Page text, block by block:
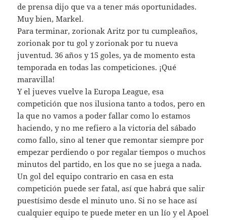
de prensa dijo que va a tener más oportunidades.
Muy bien, Markel.
Para terminar, zorionak Aritz por tu cumpleaños,
zorionak por tu gol y zorionak por tu nueva
juventud. 36 años y 15 goles, ya de momento esta
temporada en todas las competiciones. ¡Qué
maravilla!
Y el jueves vuelve la Europa League, esa
competición que nos ilusiona tanto a todos, pero en
la que no vamos a poder fallar como lo estamos
haciendo, y no me refiero a la victoria del sábado
como fallo, sino al tener que remontar siempre por
empezar perdiendo o por regalar tiempos o muchos
minutos del partido, en los que no se juega a nada.
Un gol del equipo contrario en casa en esta
competición puede ser fatal, así que habrá que salir
puestísimo desde el minuto uno. Si no se hace así
cualquier equipo te puede meter en un lío y el Apoel